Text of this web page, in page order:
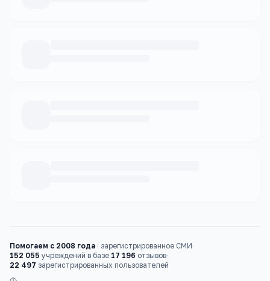
Помогаем с 2008 года · зарегистрированное СМИ·
152 055 учреждений в базе·17 196 отзывов·
22 497 зарегистрированных пользователей